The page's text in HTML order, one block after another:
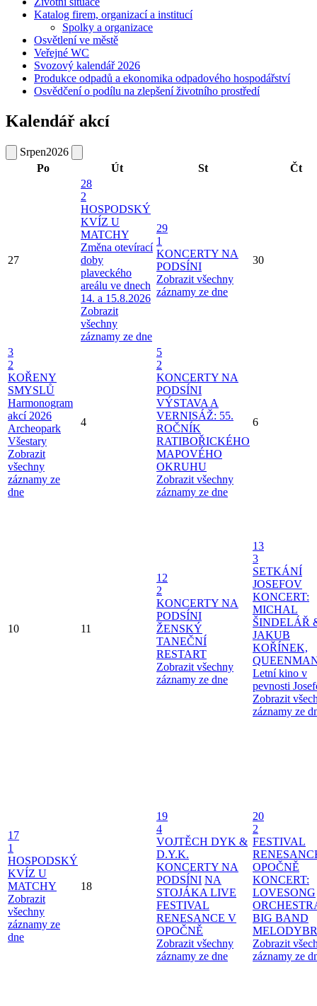
Katalog firem, organizací a institucí
Spolky a organizace
Osvětlení ve městě
Veřejné WC
Svozový kalendář 2026
Produkce odpadů a ekonomika odpadového hospodářství
Osvědčení o podílu na zlepšení životního prostředí
Kalendář akcí
Srpen2026
Po
Út St Čt
27
28
2
HOSPODSKÝ
KVÍZ U
MATCHY
Změna otevírací
doby
plaveckého
areálu ve dnech
14. a 15.8.2026
Zobrazit
všechny
záznamy ze dne
29
1
KONCERTY NA
PODSÍNI
Zobrazit všechny
záznamy ze dne
30
3
2
KOŘENY
SMYSLŮ
Harmonogram
akcí 2026
Archeopark
Všestary
Zobrazit
všechny
záznamy ze
dne
4
5
2
KONCERTY NA
PODSÍNI
VÝSTAVA A
VERNISÁŽ: 55.
ROČNÍK
RATIBOŘICKÉHO
MAPOVÉHO
OKRUHU
Zobrazit všechny
záznamy ze dne
6
10 11
12
2
KONCERTY NA
PODSÍNI
ŽENSKÝ
TANEČNÍ
RESTART
Zobrazit všechny
záznamy ze dne
13
3
SETKÁNÍ
JOSEFOV
KONCERT:
MICHAL
ŠINDELÁŘ
JAKUB
KOŘÍNEK,
Letní kino v
pevnosti
Zobrazit
záznamy ze
17
1
HOSPODSKÝ
KVÍZ U
MATCHY
Zobrazit
všechny
záznamy ze
dne
18
19
4
VOJTĚCH DYK &
D.Y.K.
KONCERTY NA
PODSÍNI NA
STOJÁKA LIVE
FESTIVAL
RENESANCE V
OPOČNĚ
Zobrazit všechny
záznamy ze dne
20
2
FESTIVAL
OPOČNĚ
KONCERT:
LOVESONG
BIG BAND
Zobrazit
záznamy ze